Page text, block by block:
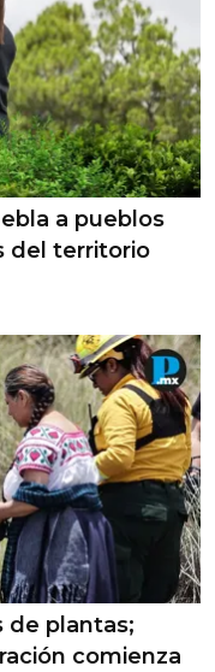
a pueblos
del territorio
de plantas;
comienza